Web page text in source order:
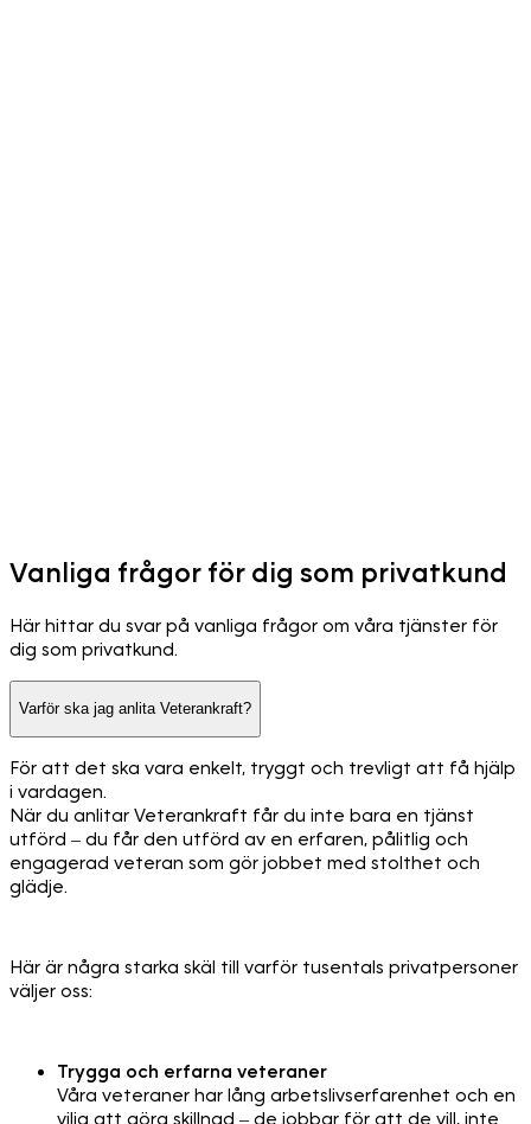
Vanliga frågor för dig som privatkund
Här hittar du svar på vanliga frågor om våra tjänster för
dig som privatkund.
Varför ska jag anlita Veterankraft?
För att det ska vara enkelt, tryggt och trevligt att få hjälp
i vardagen.
När du anlitar Veterankraft får du inte bara en tjänst
utförd – du får den utförd av en erfaren, pålitlig och
engagerad veteran som gör jobbet med stolthet och
glädje.
Här är några starka skäl till varför tusentals privatpersoner
väljer oss:
Trygga och erfarna veteraner
Våra veteraner har lång arbetslivserfarenhet och en
vilja att göra skillnad – de jobbar för att de vill, inte